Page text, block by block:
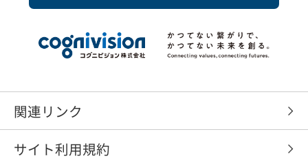
関連リンク
サイト利用規約